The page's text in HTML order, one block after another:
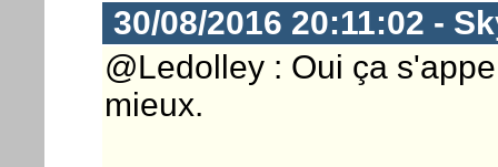
30/08/2016 20:11:02 -
@Ledolley : Oui ça
mieux.